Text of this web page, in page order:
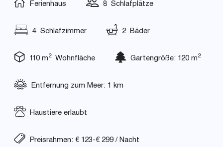
Ferienhaus 8 Schlafplätze
4 Schlafzimmer 2 Bäder
110 m2Wohnfläche Gartengröße: 120 m2
Entfernung zum Meer: 1 km
Haustiere erlaubt
Preisrahmen: € 123-€ 299 / Nacht